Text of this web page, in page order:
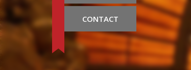
CONTACT